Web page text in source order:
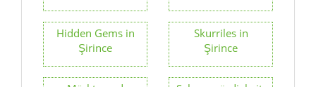
Hidden Gems in
Şirince
Skurriles in
Şirince